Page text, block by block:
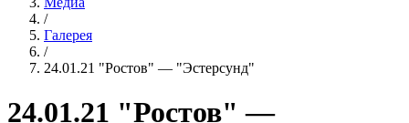
/
Галерея
/
24.01.21 "Ростов" — "Эстерсунд"
24.01.21 "Ростов" —